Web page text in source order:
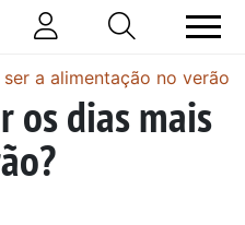
a alimentação no verão?
os dias mais